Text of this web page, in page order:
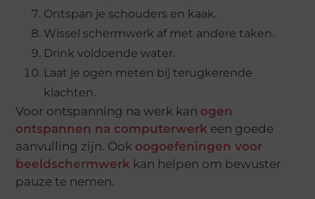
Ontspan je schouders en kaak.
Wissel schermwerk af met andere taken.
Drink voldoende water.
Laat je ogen meten bij terugkerende
klachten.
Voor ontspanning na werk kan ogen
ontspannen na computerwerk een goede
aanvulling zijn. Ook oogoefeningen voor
beeldschermwerk kan helpen om bewuster
pauze te nemen.